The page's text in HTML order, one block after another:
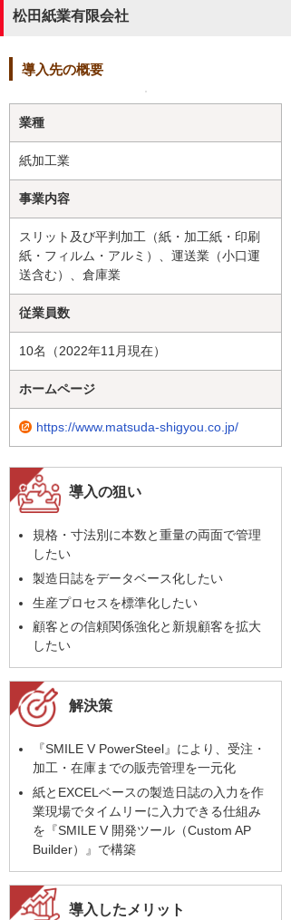
松田紙業有限会社
導入先の概要
業種
紙加工業
事業内容
スリット及び平判加工（紙・加工紙・印刷
紙・フィルム・アルミ）、運送業（小口運
送含む）、倉庫業
従業員数
10名（2022年11月現在）
ホームページ
https://www.matsuda-shigyou.co.jp/
導入の狙い
規格・寸法別に本数と重量の両面で管理
したい
製造日誌をデータベース化したい
生産プロセスを標準化したい
顧客との信頼関係強化と新規顧客を拡大
したい
解決策
『SMILE V PowerSteel』により、受注・
加工・在庫までの販売管理を一元化
紙とEXCELベースの製造日誌の入力を作
業現場でタイムリーに入力できる仕組み
を『SMILE V 開発ツール（Custom AP
Builder）』で構築
導入したメリット